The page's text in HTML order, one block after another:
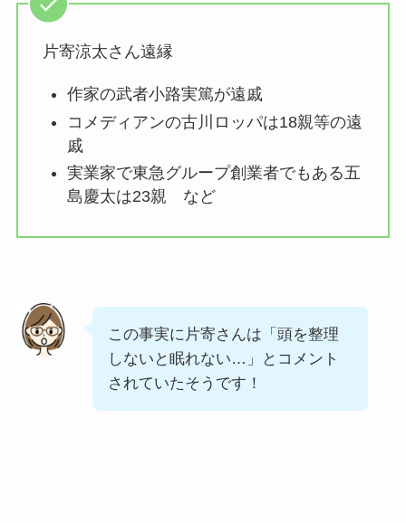
片寄涼太さん遠縁
作家の武者小路実篤が遠戚
コメディアンの古川ロッパは18親等の遠
戚
実業家で東急グループ創業者でもある五
島慶太は23親 など
この事実に片寄さんは「頭を整理
しないと眠れない…」とコメント
されていたそうです！